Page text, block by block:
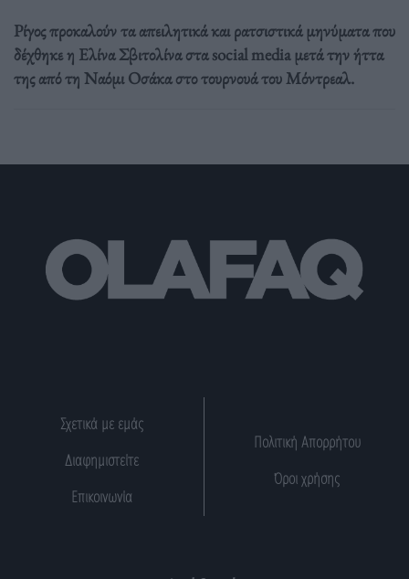
Ρίγος προκαλούν τα απειλητικά και ρατσιστικά μηνύματα που
δέχθηκε η Ελίνα Σβιτολίνα στα social media μετά την ήττα
της από τη Ναόμι Οσάκα στο τουρνουά του Μόντρεαλ.
Σχετικά με εμάς
Διαφημιστείτε
Επικοινωνία
Πολιτική Απορρήτου
Όροι χρήσης